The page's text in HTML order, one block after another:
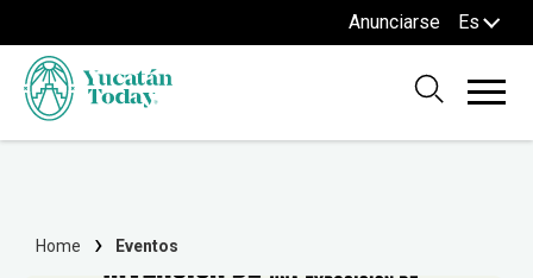
Anunciarse Es
Home Eventos